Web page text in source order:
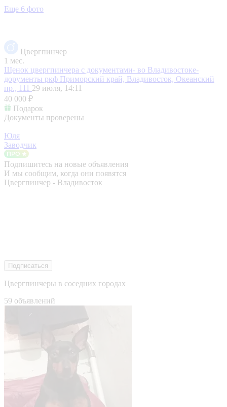
Еще 6 фото
Цвергпинчер
1 мес.
Щенок цвергпинчера с документами- во Владивостоке-
дорументы ркф Приморский край, Владивосток, Океанский
пр., 111 29 июля, 14:11
40 000 ₽
Подарок
Документы проверены
Юля
Заводчик
Подпишитесь на новые объявления
И мы сообщим, когда они появятся
Цвергпинчер - Владивосток
Подписаться
Цвергпинчеры в соседних городах
59 объявлений